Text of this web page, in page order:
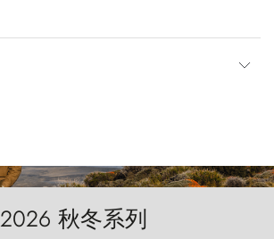
2026 秋冬系列